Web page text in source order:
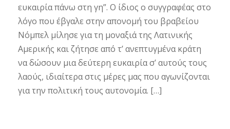
ευκαιρία πάνω στη γη”. Ο ίδιος ο συγγραφέας στο
λόγο που έβγαλε στην απονομή του βραβείου
Νόμπελ μίλησε για τη μοναξιά της Λατινικής
Αμερικής και ζήτησε από τ’ ανεπτυγμένα κράτη
να δώσουν μια δεύτερη ευκαιρία σ’ αυτούς τους
λαούς, ιδιαίτερα στις μέρες μας που αγωνίζονται
για την πολιτική τους αυτονομία. […]